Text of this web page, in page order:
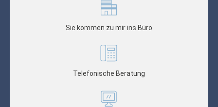
Sie kommen zu mir ins Büro
Telefonische Beratung